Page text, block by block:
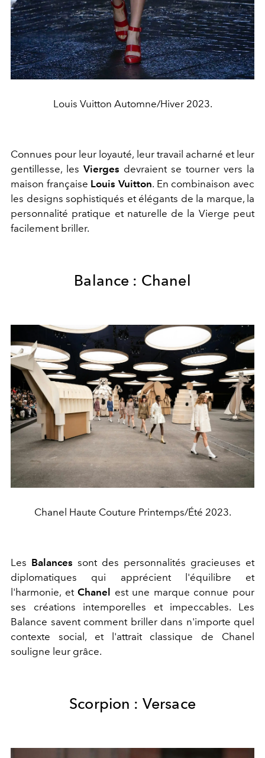
Louis Vuitton Automne/Hiver 2023.
Connues pour leur loyauté, leur travail acharné et leur
gentillesse, les Vierges devraient se tourner vers la
maison française Louis Vuitton. En combinaison avec
les designs sophistiqués et élégants de la marque, la
personnalité pratique et naturelle de la Vierge peut
facilement briller.
Balance : Chanel
Chanel Haute Couture Printemps/Été 2023.
Les Balances sont des personnalités gracieuses et
diplomatiques qui apprécient l'équilibre et
l'harmonie, etChanel
est une marque connue pour
ses créations intemporelles et impeccables. Les
Balance savent comment briller dans n'importe quel
contexte social, et l'attrait classique de Chanel
souligne leur grâce.
Scorpion : Versace